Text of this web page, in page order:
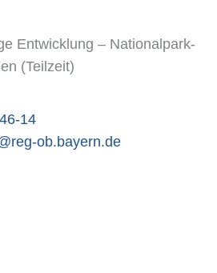
Entwicklung – Nationalpark-
(Teilzeit)
14
ob.bayern.de